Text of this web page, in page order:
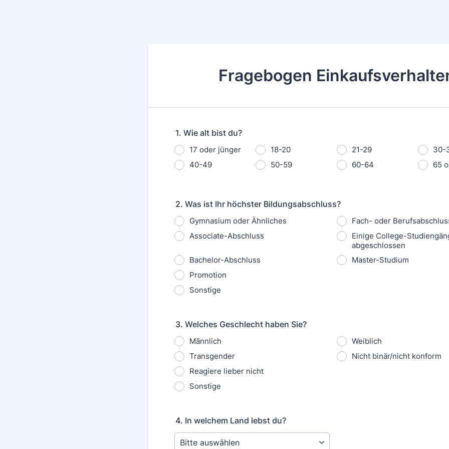
Fragebogen
1. Wie alt bist du?
17 oder jünger 18-20 21-29
30-
40-49
50-59 60-64 65
2. Was ist Ihr höchster Bildungsabschluss?
Gymnasium oder Ähnliches
Fach- oder
Associate-Abschluss
Einige College-
abgeschlossen
Bachelor-Abschluss
Master-Studium
Promotion
Sonstige
3. Welches Geschlecht haben Sie?
Männlich
Weiblich
Transgender
Nicht binär/nicht konform
Reagiere lieber nicht
Sonstige
4. In welchem Land lebst du?